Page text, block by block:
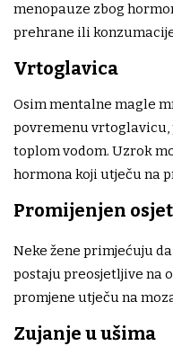
menopauze zbog
prehrane ili
Vrtoglavica
Osim mentalne magle
povremenu
toplom vodom. Uzrok
hormona koji utječu na
Promijenjen
Neke žene primjećuju
postaju preosjetljive na
promjene utječu na
Zujanje u ušima